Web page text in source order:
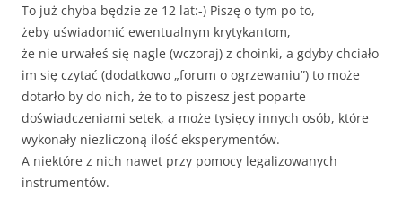
To już chyba będzie ze 12 lat:-) Piszę o tym po to,
żeby uświadomić ewentualnym krytykantom,
że nie urwałeś się nagle (wczoraj) z choinki, a gdyby chciało
im się czytać (dodatkowo „forum o ogrzewaniu”) to może
dotarło by do nich, że to to piszesz jest poparte
doświadczeniami setek, a może tysięcy innych osób, które
wykonały niezliczoną ilość eksperymentów.
A niektóre z nich nawet przy pomocy legalizowanych
instrumentów.